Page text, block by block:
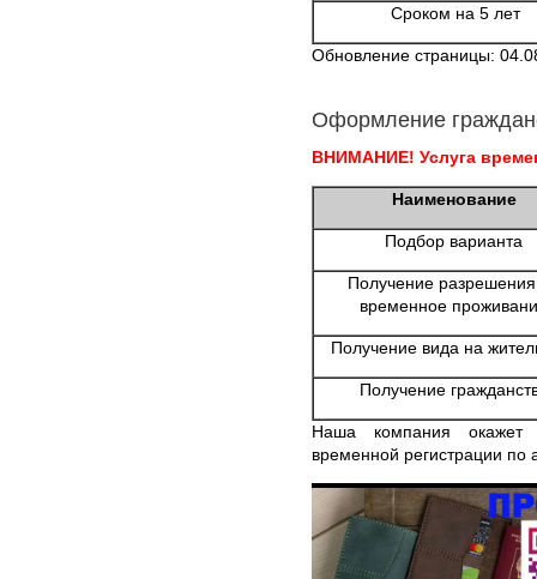
Сроком на 5 лет
Обновление страницы:
Оформление
ВНИМАНИЕ! Услуга
Наименование
Подбор варианта
Получение
временное
Получение вида на
Получение
Наша компания окажет
временной регистрации по